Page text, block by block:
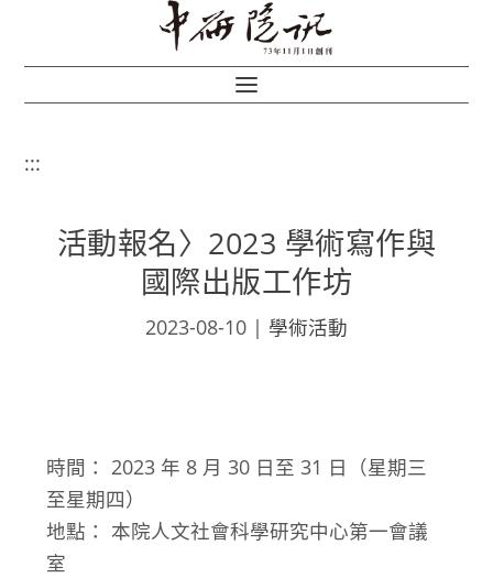
:::
活動報名〉2023 學術寫作與
國際出版工作坊
2023-08-10 | 學術活動
時間： 2023 年 8 月 30 日至 31 日（星期三
至星期四）
地點： 本院人文社會科學研究中心第一會議
室